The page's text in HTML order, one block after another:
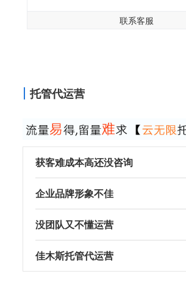
联系客服
托管代运营
获客难成本高还没咨询
企业品牌形象不佳
没团队又不懂运营
佳木斯托管代运营